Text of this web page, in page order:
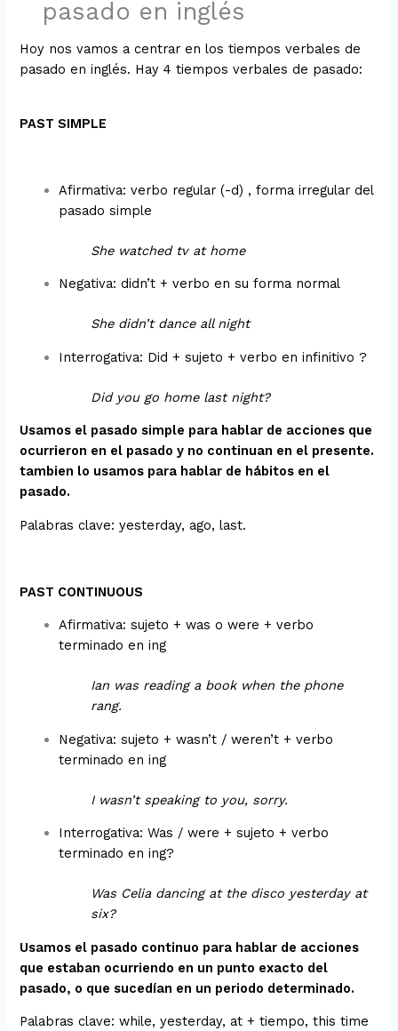
pasado en inglés
Hoy nos vamos a centrar en los tiempos verbales de
pasado en inglés. Hay 4 tiempos verbales de pasado:
PAST SIMPLE
Afirmativa: verbo regular (-d) , forma irregular del
pasado simple
She watched tv at home
Negativa: didn’t + verbo en su forma normal
She didn’t dance all night
Interrogativa: Did + sujeto + verbo en infinitivo ?
Did you go home last night?
Usamos el pasado simple para hablar de acciones que
ocurrieron en el pasado y no continuan en el presente.
tambien lo usamos para hablar de hábitos en el
pasado.
Palabras clave: yesterday, ago, last.
PAST CONTINUOUS
Afirmativa: sujeto + was o were + verbo
terminado en ing
Ian was reading a book when the phone
rang.
Negativa: sujeto + wasn’t / weren’t + verbo
terminado en ing
I wasn’t speaking to you, sorry.
Interrogativa: Was / were + sujeto + verbo
terminado en ing?
Was Celia dancing at the disco yesterday at
six?
Usamos el pasado continuo para hablar de acciones
que estaban ocurriendo en un punto exacto del
pasado, o que sucedían en un periodo determinado.
Palabras clave: while, yesterday, at + tiempo, this time